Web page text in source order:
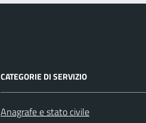
CATEGORIE DI SERVIZIO
Anagrafe e stato civile